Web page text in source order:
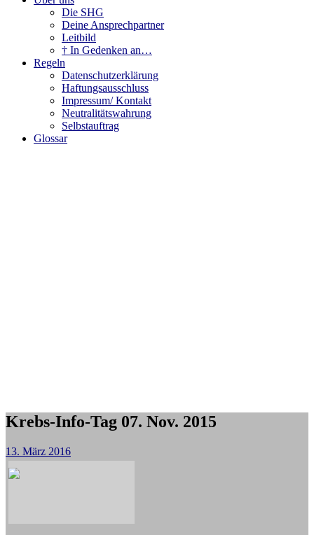
Die SHG
Deine Ansprechpartner
Leitbild
† In Gedenken an…
Regeln
Datenschutzerklärung
Haftungsausschluss
Impressum/ Kontakt
Neutralitätswahrung
Selbstauftrag
Glossar
Krebs-Info-Tag 07. Nov. 2015
13. März 2016